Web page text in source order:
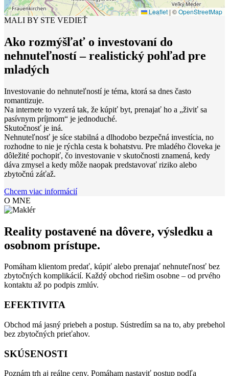
Leaflet | ©OpenStreetMap
MALI BY STE VEDIEŤ
Ako rozmýšľať o investovaní do
nehnuteľností – realistický pohľad pre
mladých
Investovanie do nehnuteľností je téma, ktorá sa dnes často
romantizuje.
Na internete to vyzerá tak, že kúpiť byt, prenajať ho a „živiť sa
pasívnym príjmom“ je jednoduché.
Skutočnosť je iná.
Nehnuteľnosť je síce stabilná a dlhodobo bezpečná investícia, no
rozhodne to nie je rýchla cesta k bohatstvu. Pre mladého človeka je
dôležité pochopiť, čo investovanie v skutočnosti znamená, kedy
dáva zmysel a kedy môže naopak predstavovať riziko alebo
zbytočnú záťaž.
Chcem viac informácií
O MNE
Reality postavené na dôvere, výsledku a
osobnom prístupe.
Pomáham klientom predať, kúpiť alebo prenajať nehnuteľnosť bez
zbytočných komplikácií. Každý obchod riešim osobne – od prvého
kontaktu až po podpis zmlúv.
EFEKTIVITA
Obchod má jasný priebeh a postup. Sústredím sa na to, aby prebehol
bez zbytočných prieťahov.
SKÚSENOSTI
Poznám trh aj reálne ceny. Pomáham nastaviť postup podľa